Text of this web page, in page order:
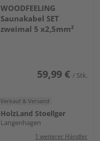
WOODFEELING
Saunakabel SET
zweimal 5 x2,5mm²
59,99 € / Stk.
Verkauf & Versand
HolzLand Stoellger
Langenhagen
1 weiterer Händler